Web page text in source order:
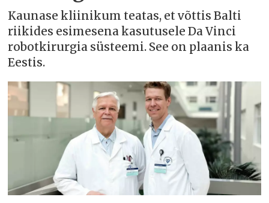
Kaunase kliinikum teatas, et võttis Balti
riikides esimesena kasutusele Da Vinci
robotkirurgia süsteemi. See on plaanis ka
Eestis.